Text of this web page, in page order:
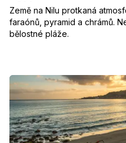
Země na Nilu protkaná
faraónů, pyramid a chrámů.
bělostné pláže.